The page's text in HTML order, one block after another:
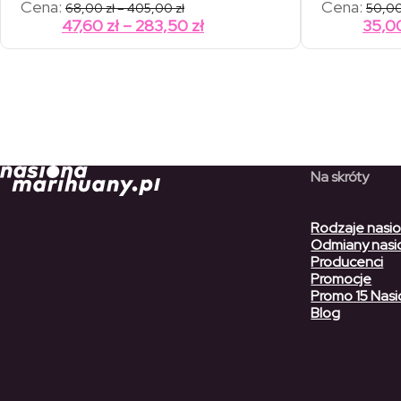
Cena: 68,00zł–405,00złZakres
cen:
od
68,00 zł
47,60 zł – 283,50 złZakres
cen:
Cena:
Na skróty
Rodzaje
Odmiany
Producenci
Promocje
Promo 15
Blog